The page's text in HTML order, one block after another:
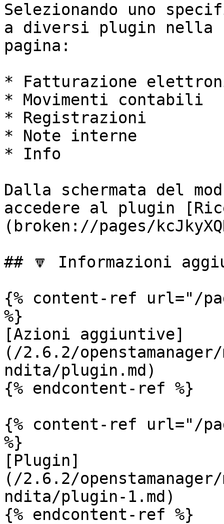
Selezionando uno
a diversi plugin nella
pagina:
* Fatturazione
* Movimenti contabili
* Registrazioni
* Note interne
* Info
Dalla schermata del
accedere al plugin
(broken://pages/
## 🔽 Informazioni
{% content-ref url="/
%}
[Azioni aggiuntive]
(/2.6.2/
ndita/plugin.md)
{% endcontent-ref %}
{% content-ref url="/
%}
[Plugin]
(/2.6.2/
ndita/plugin-1.md)
{% endcontent-ref %}